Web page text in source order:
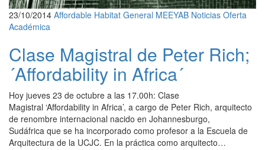
23/10/2014 Affordable Habitat General MEEYAB Noticias Oferta
Académica
Clase Magistral de Peter Rich;
´Affordability in Africa´
Hoy jueves 23 de octubre a las 17.00h: Clase
Magistral ‘Affordability in Africa’, a cargo de Peter Rich, arquitecto
de renombre internacional nacido en Johannesburgo,
Sudáfrica que se ha incorporado como profesor a la Escuela de
Arquitectura de la UCJC. En la práctica como arquitecto…